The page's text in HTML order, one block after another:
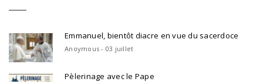
Emmanuel, bientôt diacre en vue du sacerdoce
Anoymous - 03 juillet
Pèlerinage avec le Pape